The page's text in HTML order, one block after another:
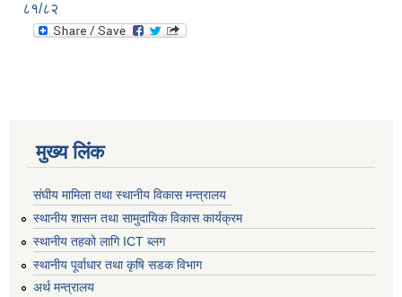
८१/८२
मुख्य लिंक
संघीय मामिला तथा स्थानीय विकास मन्त्रालय
स्थानीय शासन तथा सामुदायिक विकास कार्यक्रम
स्थानीय तहको लागि ICT ब्लग
स्थानीय पूर्वाधार तथा कृषि सडक विभाग
अर्थ मन्त्रालय